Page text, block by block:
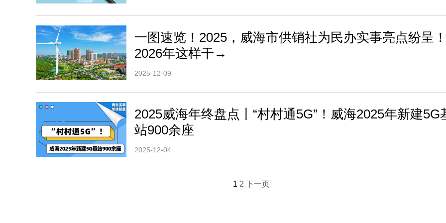
一图速览！2025，威海市供销社为民办实事亮点纷呈
2026年这样干→
2025-12-09
2025威海年终盘点丨“村村通5G”！威海2025年新建5G
站900余座
2025-12-04
1 2 下一页